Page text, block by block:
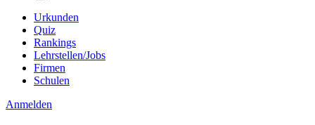
Urkunden
Quiz
Rankings
Lehrstellen/Jobs
Firmen
Schulen
Anmelden